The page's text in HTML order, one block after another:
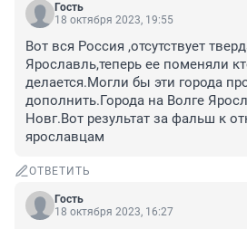
Гость
18 октября 2023, 19:55
Вот вся Россия ,отсутствует
Ярославль,теперь ее поменяли
делается.Могли бы эти города
дополнить.Города на Волге
Новг.Вот результат за фальш к
ярославцам
ОТВЕТИТЬ
Гость
18 октября 2023, 16:27